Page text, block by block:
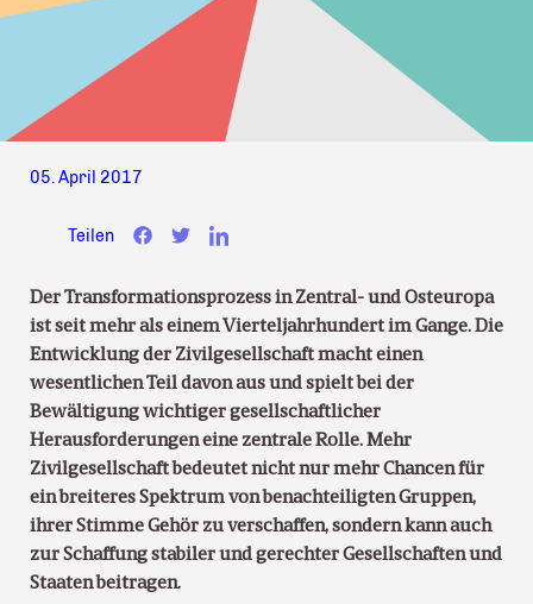
05. April 2017
Teilen
Der Transformationsprozess in Zentral- und Osteuropa
ist seit mehr als einem Vierteljahrhundert im Gange. Die
Entwicklung der Zivilgesellschaft macht einen
wesentlichen Teil davon aus und spielt bei der
Bewältigung wichtiger gesellschaftlicher
Herausforderungen eine zentrale Rolle. Mehr
Zivilgesellschaft bedeutet nicht nur mehr Chancen für
ein breiteres Spektrum von benachteiligten Gruppen,
ihrer Stimme Gehör zu verschaffen, sondern kann auch
zur Schaffung stabiler und gerechter Gesellschaften und
Staaten beitragen.